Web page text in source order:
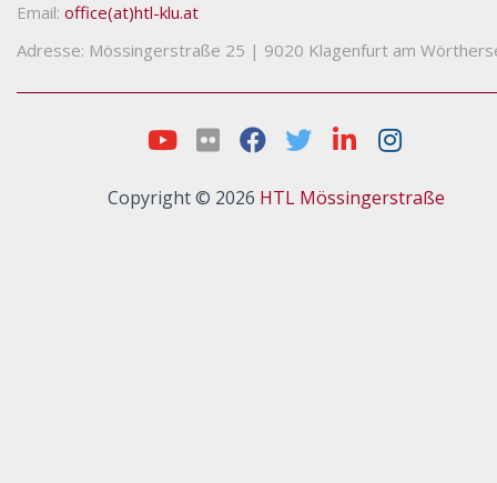
Email: office(at)htl-klu.at
Adresse: Mössingerstraße 25 | 9020 Klagenfurt am
Copyright © 2026 HTL Mössingerstraße